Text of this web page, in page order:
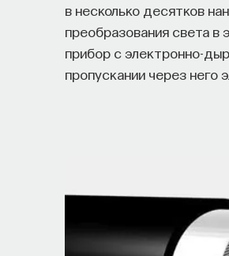
в несколько десятков
преобразования света в
прибор с электронно-
пропускании через него